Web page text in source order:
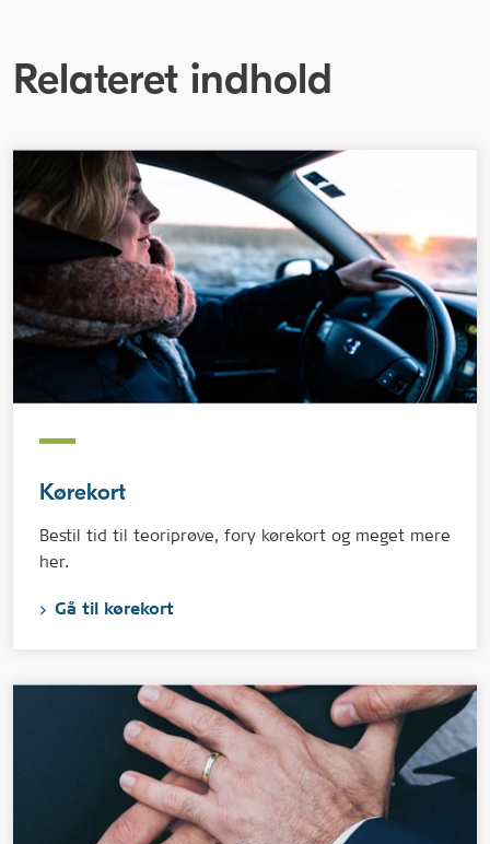
Relateret indhold
Kørekort
Bestil tid til teoriprøve, fory kørekort og meget mere
her.
Gå til kørekort